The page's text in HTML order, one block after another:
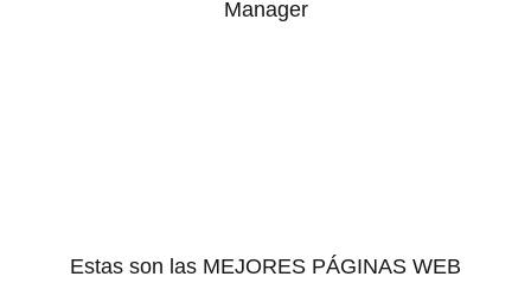
Manager
Estas son las MEJORES PÁGINAS WEB